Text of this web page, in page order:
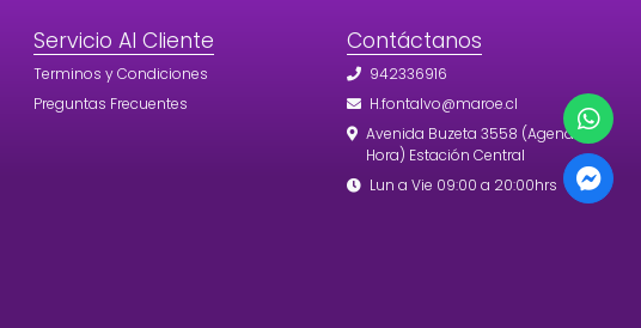
Servicio Al Cliente
Terminos y Condiciones
Preguntas Frecuentes
Contáctanos
942336916
H.fontalvo@maroe.cl
Avenida Buzeta 3558 (Agendar
Hora) Estación Central
Lun a Vie 09:00 a 20:00hrs